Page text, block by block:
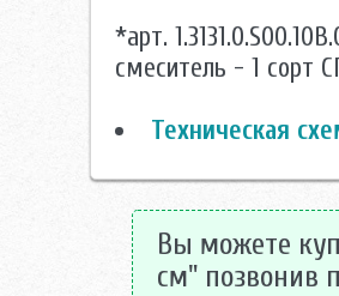
*арт.
смеситель - 1 сорт
Техническая
Вы можете
см" позвонив